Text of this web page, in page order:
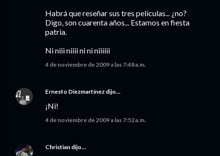
Habrá que reseñar sus tres películas... ¿no?
Digo, son cuarenta años... Estamos en fiesta
patria.
Ni niii niiii ni ni niiiiii
4 de noviembre de 2009 a las 7:48 a.m.
Ernesto Diezmartínez dijo…
¡Ni!
4 de noviembre de 2009 a las 7:52 a.m.
Christian dijo…